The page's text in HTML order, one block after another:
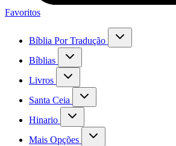
Favoritos
Bíblia Por Tradução
Bíblias
Livros
Santa Ceia
Hinario
Mais Opções